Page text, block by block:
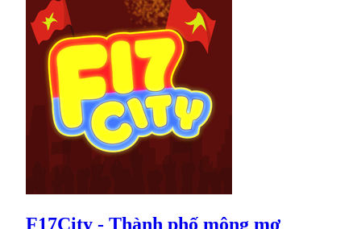
F17City - Thành phố mộng mơ